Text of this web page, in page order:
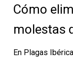
hormigas
molestas
tu
Cómo
molestas
En Plagas